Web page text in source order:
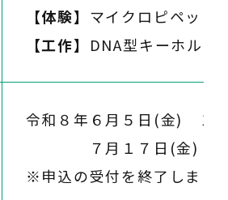
【体験】 マイクロピペット
【工作】 DNA型キーホルダ
令和８年６月５日(金) １
７月１７日(金)
※申込の受付を終了しまし